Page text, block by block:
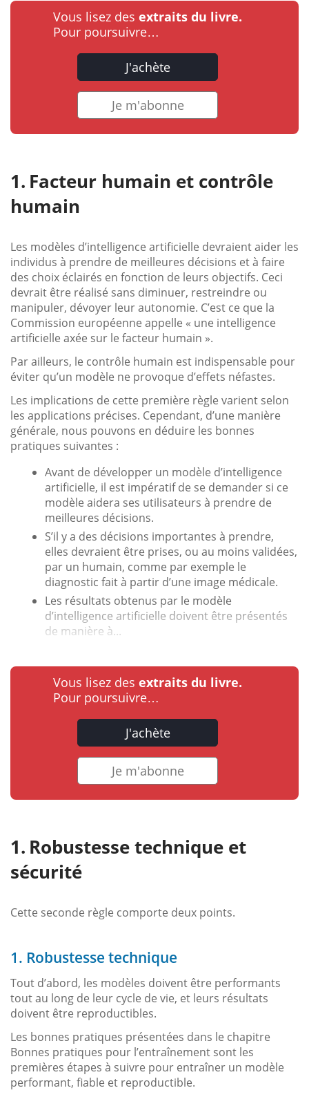
Vous lisez des extraits du livre.
Pour poursuivre…
J'achète
Je m'abonne
Facteur humain et contrôle
humain
Les modèles d’intelligence artificielle devraient aider les
individus à prendre de meilleures décisions et à faire
des choix éclairés en fonction de leurs objectifs. Ceci
devrait être réalisé sans diminuer, restreindre ou
manipuler, dévoyer leur autonomie. C’est ce que la
Commission européenne appelle « une intelligence
artificielle axée sur le facteur humain ».
Par ailleurs, le contrôle humain est indispensable pour
éviter qu’un modèle ne provoque d’effets néfastes.
Les implications de cette première règle varient selon
les applications précises. Cependant, d’une manière
générale, nous pouvons en déduire les bonnes
pratiques suivantes :
Avant de développer un modèle d’intelligence
artificielle, il est impératif de se demander si ce
modèle aidera ses utilisateurs à prendre de
meilleures décisions.
S’il y a des décisions importantes à prendre,
elles devraient être prises, ou au moins validées,
par un humain, comme par exemple le
diagnostic fait à partir d’une image médicale.
Les résultats obtenus par le modèle
d’intelligence artificielle doivent être présentés
de manière à...
Vous lisez des extraits du livre.
Pour poursuivre…
J'achète
Je m'abonne
Robustesse technique et
sécurité
Cette seconde règle comporte deux points.
1. Robustesse technique
Tout d’abord, les modèles doivent être performants
tout au long de leur cycle de vie, et leurs résultats
doivent être reproductibles.
Les bonnes pratiques présentées dans le chapitre
Bonnes pratiques pour l’entraînement sont les
premières étapes à suivre pour entraîner un modèle
performant, fiable et reproductible.